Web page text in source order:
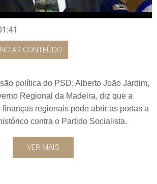
CONTEÚDO
política do PSD: Alberto João Jardim,
Regional da Madeira, diz que a
regionais pode abrir as portas a
contra o Partido Socialista.
VER MAIS